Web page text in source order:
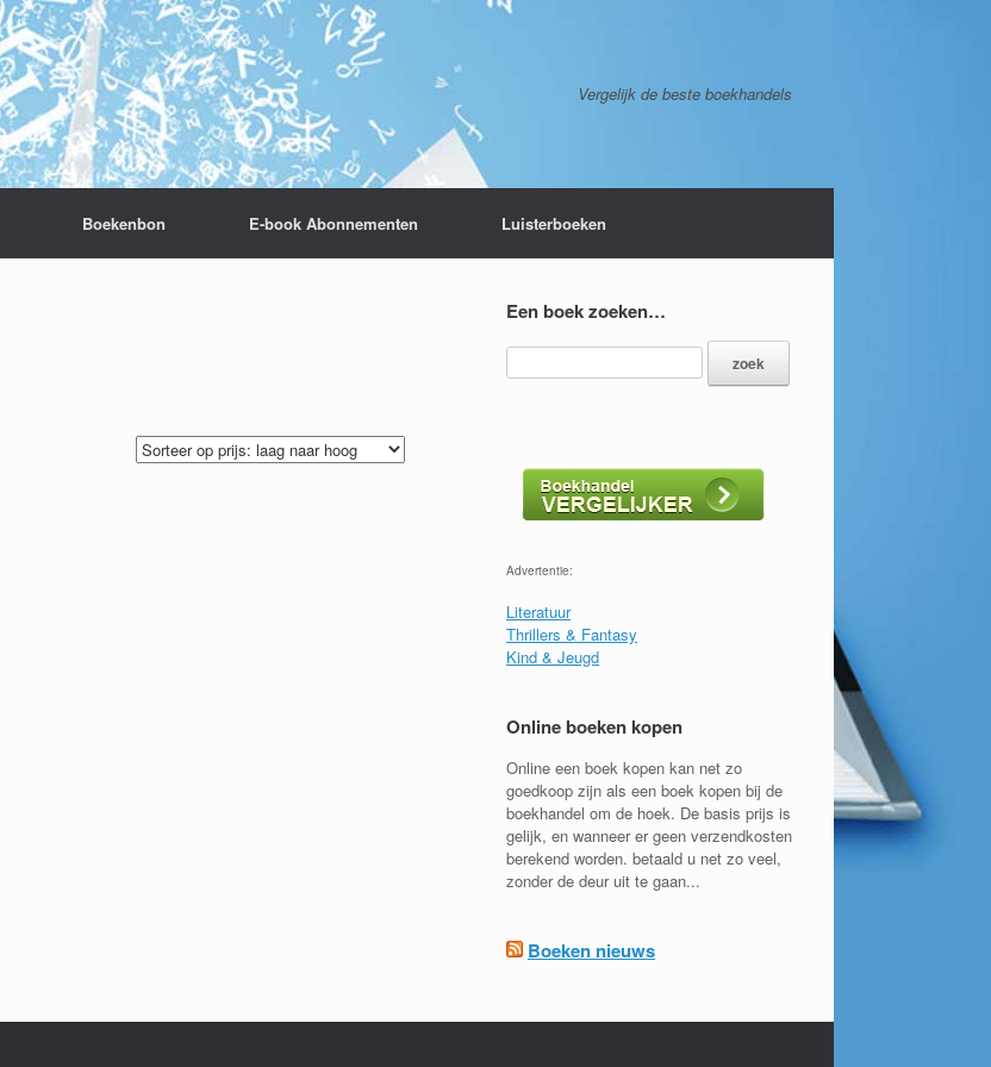
Vergelijk de beste boekhandels
Boekenbon E-book Abonnementen Luisterboeken
Een boek zoeken…
Advertentie:
Literatuur
Thrillers & Fantasy
Kind & Jeugd
Online boeken kopen
Online een boek kopen kan net zo
goedkoop zijn als een boek kopen bij de
boekhandel om de hoek. De basis prijs is
gelijk, en wanneer er geen verzendkosten
berekend worden. betaald u net zo veel,
zonder de deur uit te gaan...
Boeken nieuws